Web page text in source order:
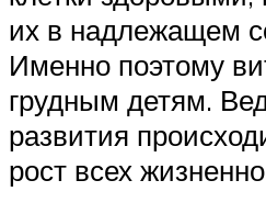
их в надлежащем
Именно поэтому
грудным детям.
развития
рост всех